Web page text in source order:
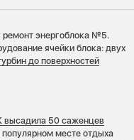
ремонт энергоблока №5.
ячейки блока: двух
до поверхностей
высадила 50 саженцев
месте отдыха